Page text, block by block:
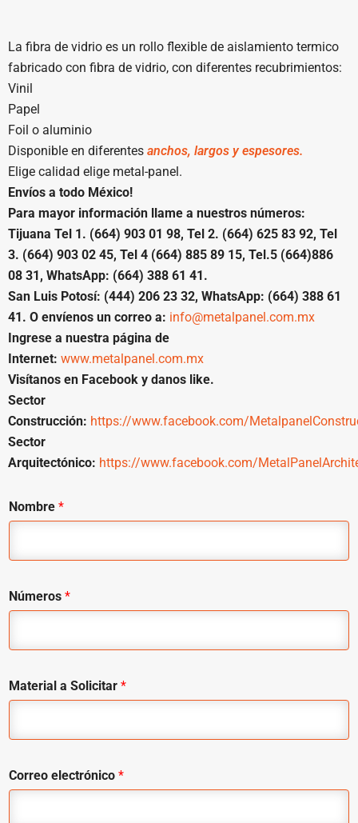
La fibra de vidrio es un rollo flexible de aislamiento termico
fabricado con fibra de vidrio, con diferentes recubrimientos:
Vinil
Papel
Foil o aluminio
Disponible en diferentes anchos, largos y espesores.
Elige calidad elige metal-panel.
Envíos a todo México!
Para mayor información llame a nuestros números:
Tijuana Tel 1. (664) 903 01 98, Tel 2. (664) 625 83 92, Tel
3. (664) 903 02 45, Tel 4 (664) 885 89 15, Tel.5 (664)886
08 31, WhatsApp: (664) 388 61 41.
San Luis Potosí: (444) 206 23 32, WhatsApp: (664) 388 61
41. O envíenos un correo a: info@metalpanel.com.mx
Ingrese a nuestra página de
Internet: www.metalpanel.com.mx
Visítanos en Facebook y danos like.
Sector
Construcción: https://www.facebook.com/
Sector
Arquitectónico: https://www.facebook.com/
Nombre *
Números *
Material a Solicitar *
Correo electrónico *